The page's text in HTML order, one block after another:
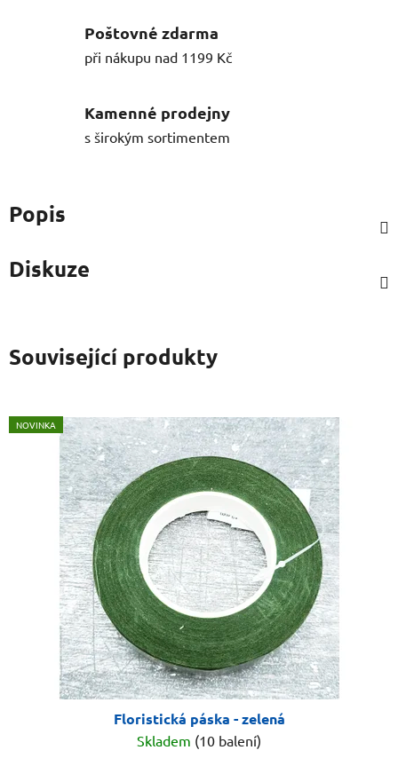
Poštovné zdarma
při nákupu nad 1199 Kč
Kamenné prodejny
s širokým sortimentem
Popis
Diskuze
Související produkty
NOVINKA
Floristická páska - zelená
Skladem (10 balení)